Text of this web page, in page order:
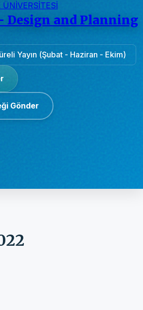
Design and Planning
Yayın (Şubat - Haziran - Ekim)
Gönder